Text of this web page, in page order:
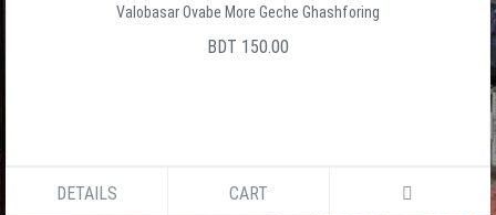
Valobasar Ovabe More Geche Ghashforing
BDT 150.00
DETAILS CART